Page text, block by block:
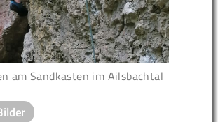
am Sandkasten im Ailsbachtal